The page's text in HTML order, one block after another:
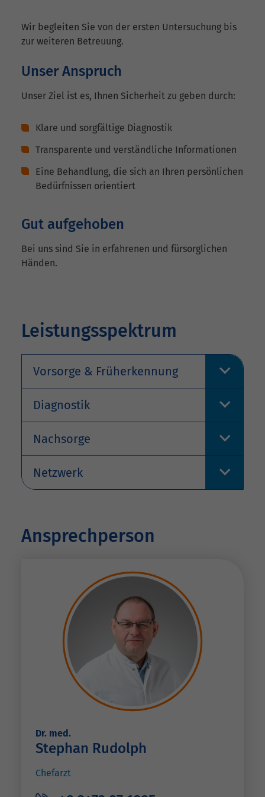
Wir begleiten Sie von der ersten Untersuchung bis
zur weiteren Betreuung.
Unser Anspruch
Unser Ziel ist es, Ihnen Sicherheit zu geben durch:
Klare und sorgfältige Diagnostik
Transparente und verständliche Informationen
Eine Behandlung, die sich an Ihren persönlichen
Bedürfnissen orientiert
Gut aufgehoben
Bei uns sind Sie in erfahrenen und fürsorglichen
Händen.
Leistungsspektrum
Vorsorge & Früherkennung
Diagnostik
Nachsorge
Netzwerk
Ansprechperson
Dr. med.
Stephan Rudolph
Chefarzt